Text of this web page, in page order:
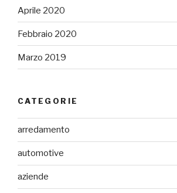
Aprile 2020
Febbraio 2020
Marzo 2019
CATEGORIE
arredamento
automotive
aziende